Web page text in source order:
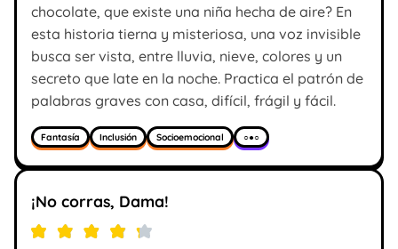
chocolate, que existe una niña hecha de aire? En
esta historia tierna y misteriosa, una voz invisible
busca ser vista, entre lluvia, nieve, colores y un
secreto que late en la noche. Practica el patrón de
palabras graves con casa, difícil, frágil y fácil.
Fantasía Inclusión Socioemocional ○●○
¡No corras, Dama!